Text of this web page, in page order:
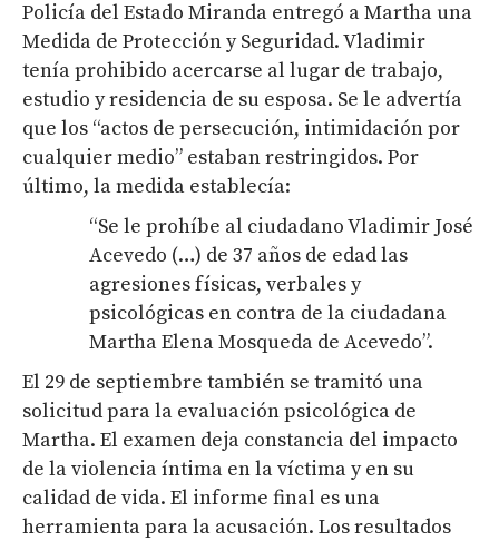
Policía del Estado Miranda entregó a Martha una
Medida de Protección y Seguridad. Vladimir
tenía prohibido acercarse al lugar de trabajo,
estudio y residencia de su esposa. Se le advertía
que los “actos de persecución, intimidación por
cualquier medio” estaban restringidos. Por
último, la medida establecía:
“Se le prohíbe al ciudadano Vladimir José
Acevedo (…) de 37 años de edad las
agresiones físicas, verbales y
psicológicas en contra de la ciudadana
Martha Elena Mosqueda de Acevedo”.
El 29 de septiembre también se tramitó una
solicitud para la evaluación psicológica de
Martha. El examen deja constancia del impacto
de la violencia íntima en la víctima y en su
calidad de vida. El informe final es una
herramienta para la acusación. Los resultados